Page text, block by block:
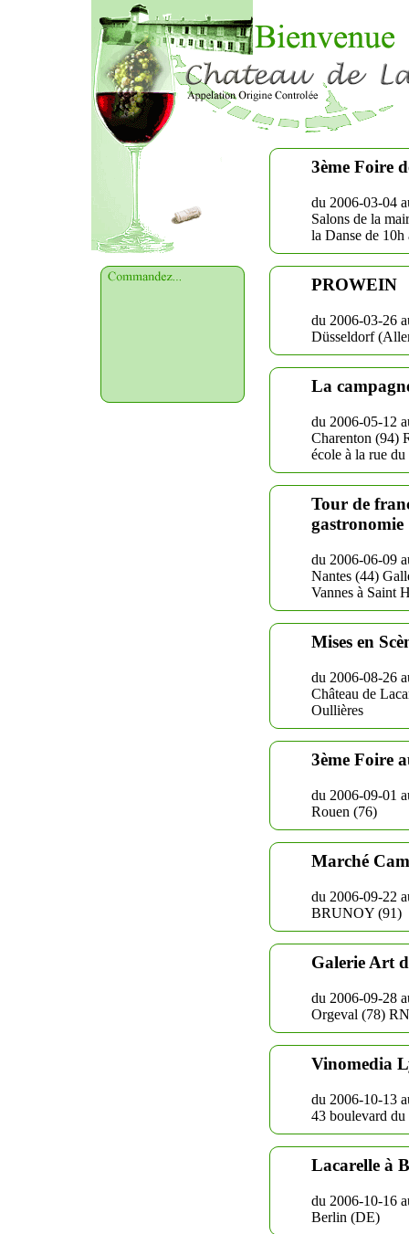
3ème Foire
du 2006-03-04
Salons de la
la Danse de 10h
PROWEIN
du 2006-03-26
Düsseldorf
La
du 2006-05-12
Charenton (94)
école à la rue
Tour de
gastronomie
du 2006-06-09
Nantes (44)
Vannes à Saint
Mises en
du 2006-08-26
Château de
Oullières
3ème Foire
du 2006-09-01
Rouen (76)
Marché
du 2006-09-22
BRUNOY (91)
Galerie Art
du 2006-09-28
Orgeval (78)
Vinomedia
du 2006-10-13
43 boulevard
Lacarelle à
du 2006-10-16
Berlin (DE)